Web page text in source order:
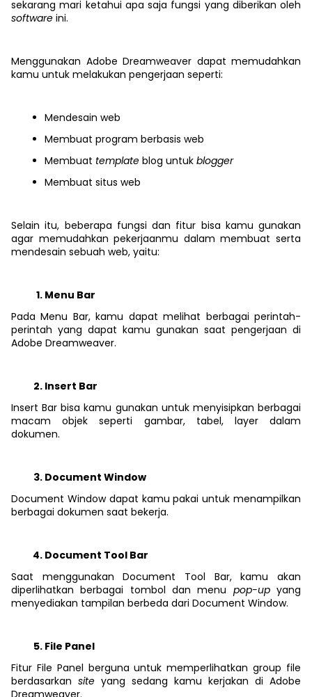
sekarang mari ketahui apa saja fungsi yang diberikan oleh
software ini.
Menggunakan Adobe Dreamweaver dapat memudahkan
kamu untuk melakukan pengerjaan seperti:
Mendesain web
Membuat program berbasis web
Membuat template blog untuk blogger
Membuat situs web
Selain itu, beberapa fungsi dan fitur bisa kamu gunakan
agar memudahkan pekerjaanmu dalam membuat serta
mendesain sebuah web, yaitu:
Menu Bar
Pada Menu Bar, kamu dapat melihat berbagai perintah-
perintah yang dapat kamu gunakan saat pengerjaan di
Adobe Dreamweaver.
Insert Bar
Insert Bar bisa kamu gunakan untuk menyisipkan berbagai
macam objek seperti gambar, tabel, layer dalam
dokumen.
Document Window
Document Window dapat kamu pakai untuk menampilkan
berbagai dokumen saat bekerja.
Document Tool Bar
Saat menggunakan Document Tool Bar, kamu akan
diperlihatkan berbagai tombol dan menu pop-upyang
menyediakan tampilan berbeda dari Document Window.
File Panel
Fitur File Panel berguna untuk memperlihatkan group file
berdasarkan site yang sedang kamu kerjakan di Adobe
Dreamweaver.